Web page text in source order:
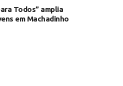
Todos” amplia
em Machadinho